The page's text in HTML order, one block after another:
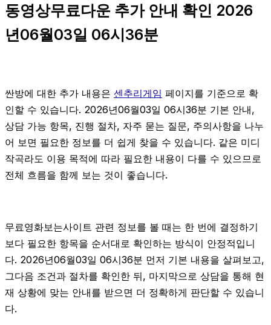
동영상무료다운 추가 안내 확인 2026
년06월03일 06시36분
싼방에 대한 추가 내용은 센추리게임 페이지를 기준으로 확
인할 수 있습니다. 2026년06월03일 06시36분 기본 안내,
상담 가능 항목, 진행 절차, 자주 묻는 질문, 주의사항을 나누
어 보면 필요한 정보를 더 쉽게 찾을 수 있습니다. 같은 미디
작곡라도 이용 목적에 따라 필요한 내용이 다를 수 있으므로
전체 흐름을 함께 보는 것이 좋습니다.
무료영화보는사이트 관련 정보를 볼 때는 한 번에 결정하기
보다 필요한 항목을 순서대로 확인하는 방식이 안정적입니
다. 2026년06월03일 06시36분 먼저 기본 내용을 살펴보고,
그다음 조건과 절차를 확인한 뒤, 마지막으로 상담을 통해 현
재 상황에 맞는 안내를 받으면 더 정확하게 판단할 수 있습니
다.